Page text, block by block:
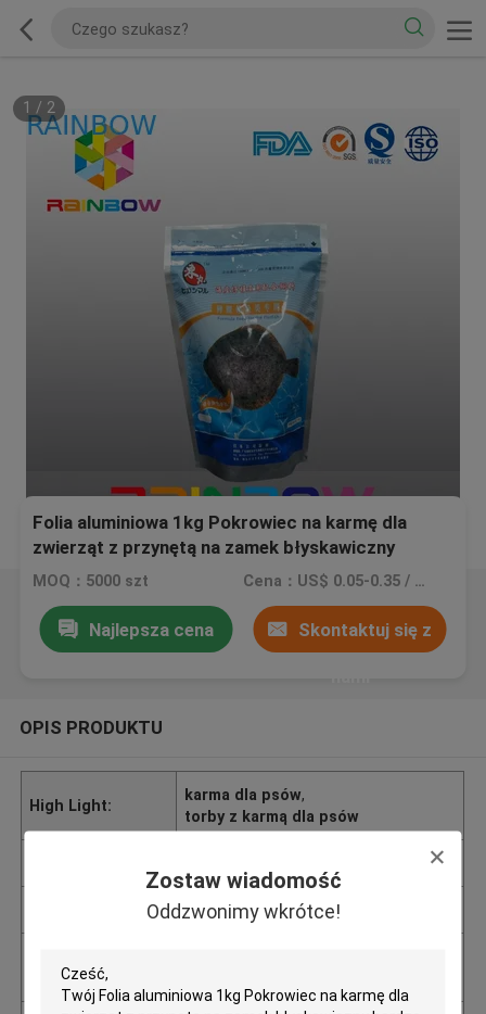
Zostaw wiadomość
Oddzwonimy wkrótce!
1 / 2
Folia aluminiowa 1kg Pokrowiec na karmę dla
zwierząt z przynętą na zamek błyskawiczny
MOQ：5000 szt Cena：US$ 0.05-0.35 / PC
Najlepsza cena Skontaktuj się z
OPIS PRODUKTU
High Light:
karma dla psów,
torby z karmą dla psów
10-12 dni
enia